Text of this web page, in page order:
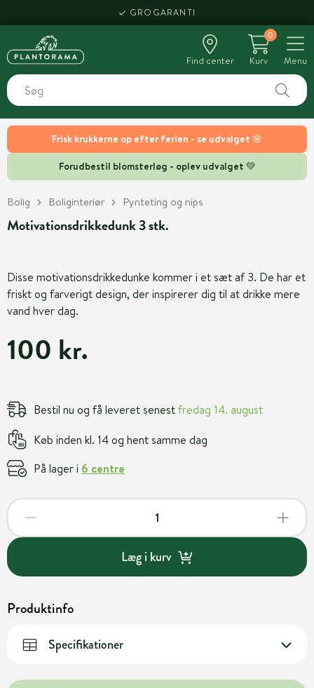
Frisk krukkerne op efter ferien - se udvalget 🌸
Forudbestil blomsterløg - oplev udvalget 💚
GROGARANTI
Find center
0
Kurv
Menu
Bolig Boliginteriør Pynteting og nips
Motivationsdrikkedunk 3 stk.
Disse motivationsdrikkedunke kommer i et sæt af 3. De har et
friskt og farverigt design, der inspirerer dig til at drikke mere
vand hver dag.
100 kr.
Bestil nu og få leveret senestfredag 14. august
Køb inden kl. 14 og hent samme dag
På lager i 6 centre
Læg i kurv
Produktinfo
Specifikationer